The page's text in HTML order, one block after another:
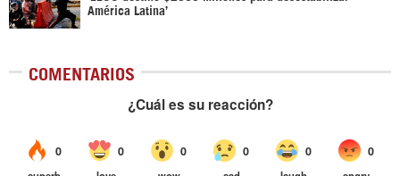
América Latina’
COMENTARIOS